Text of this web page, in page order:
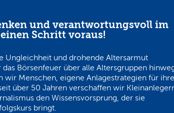
und verantwortungsvoll im
Schritt voraus!
Ungleichheit und drohende Altersarmut
Börsenfeuer über alle Altersgruppen
wir Menschen, eigene Anlagestrategien für ihre
über 50 Jahren verschaffen wir
den Wissensvorsprung, der sie
bringt.